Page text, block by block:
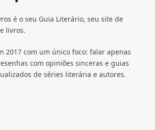
é o seu Guia Literário, seu site de
livros.
2017 com um único foco: falar apenas
com opiniões sinceras e guias
de séries literária e autores.